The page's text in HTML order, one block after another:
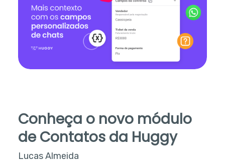
Conheça o novo módulo
de Contatos da Huggy
Lucas Almeida